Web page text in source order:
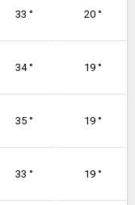
33 ° 20 °
34 ° 19 °
35 ° 19 °
33 ° 19 °